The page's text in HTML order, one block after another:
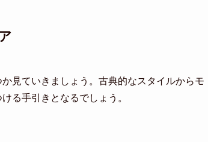
見ていきましょう。古典的なスタイルからモ
る手引きとなるでしょう。